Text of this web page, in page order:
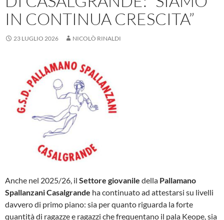
IN CONTINUA CRESCITA”
23 LUGLIO 2026 NICOLÒ RINALDI
Anche nel 2025/26, il Settore giovanile della Pallamano
Spallanzani Casalgrande ha continuato ad attestarsi su livelli
davvero di primo piano: sia per quanto riguarda la forte
quantità di ragazze e ragazzi che frequentano il pala Keope, sia